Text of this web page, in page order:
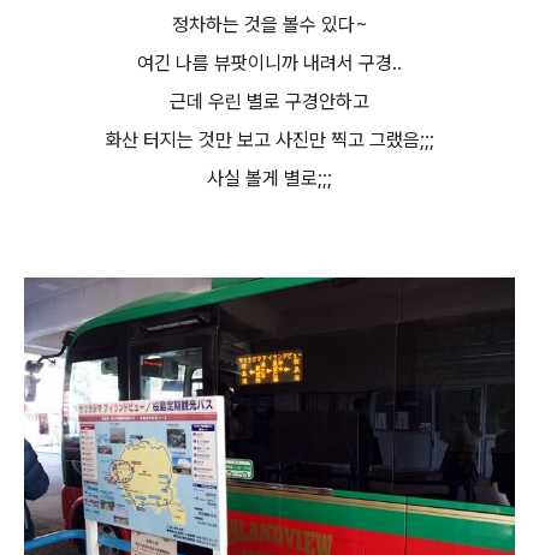
정차하는 것을 볼수 있다~
여긴 나름 뷰팟이니까 내려서 구경..
근데 우린 별로 구경안하고
화산 터지는 것만 보고 사진만 찍고 그랬음;;;
사실 볼게 별로;;;